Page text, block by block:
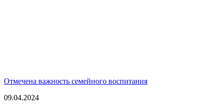
Отмечена важность семейного воспитания
09.04.2024